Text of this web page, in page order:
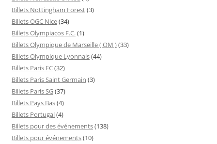
Billets Nottingham Forest(3)
Billets OGC Nice(34)
Billets Olympiacos F.C.(1)
Billets Olympique de Marseille ( OM )(33)
Billets Olympique Lyonnais(44)
Billets Paris FC(32)
Billets Paris Saint Germain (3)
Billets Paris SG(37)
Billets Pays Bas(4)
Billets Portugal(4)
Billets pour des événements(138)
Billets pour événements(10)